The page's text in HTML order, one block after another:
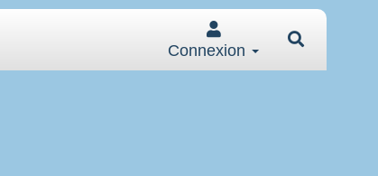
Connexion